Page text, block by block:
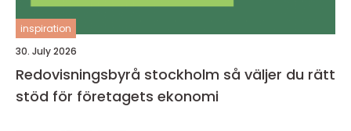
inspiration
30. July 2026
Redovisningsbyrå stockholm så väljer du rätt
stöd för företagets ekonomi